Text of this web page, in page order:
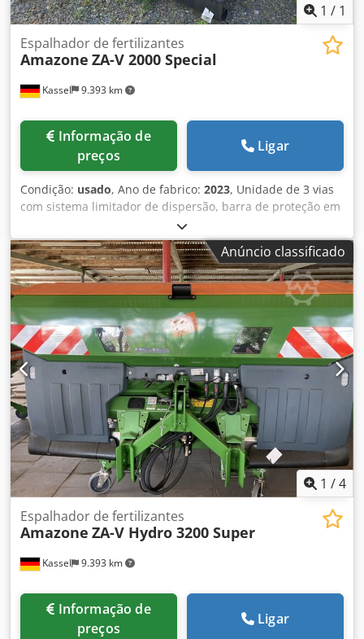
1 / 1
Kassel 9.393 km
Espalhador de fertilizantes
Amazone ZA-V 2000 Special
preços
Ligar
Condição: usado, Ano de fabrico: 2023, Unidade de 3 vias
com sistema limitador de dispersão, barra de proteção em
V para tubos grande, indicador de posição mecânico para
mecanismo espalhador ZA-V, extensão de reservatório S
2000, componentes de montagem para unidades básicas
ZA, veio cardan com embreagem de atrito, guarda-lamas
grande e escadas, iluminação LED traseira. Dedpfot
Dwibsx Aamjkr
Anúncio classificado
1 /4
Kassel 9.393 km
Espalhador de fertilizantes
Amazone ZA-V Hydro 3200 Super
preços
Ligar